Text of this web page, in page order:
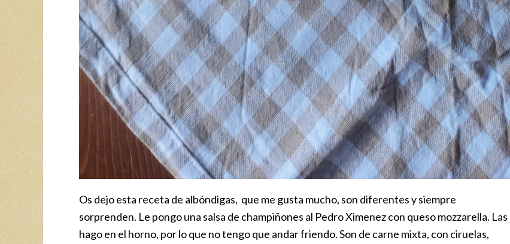
Os dejo esta receta de albóndigas, que me gusta mucho, son diferentes y siempre
sorprenden. Le pongo una salsa de champiñones al Pedro Ximenez con queso mozzarella. Las
hago en el horno, por lo que no tengo que andar friendo. Son de carne mixta, con ciruelas,